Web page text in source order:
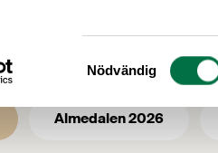
Samtyckesval
Nödvändig
Almedalen 2026